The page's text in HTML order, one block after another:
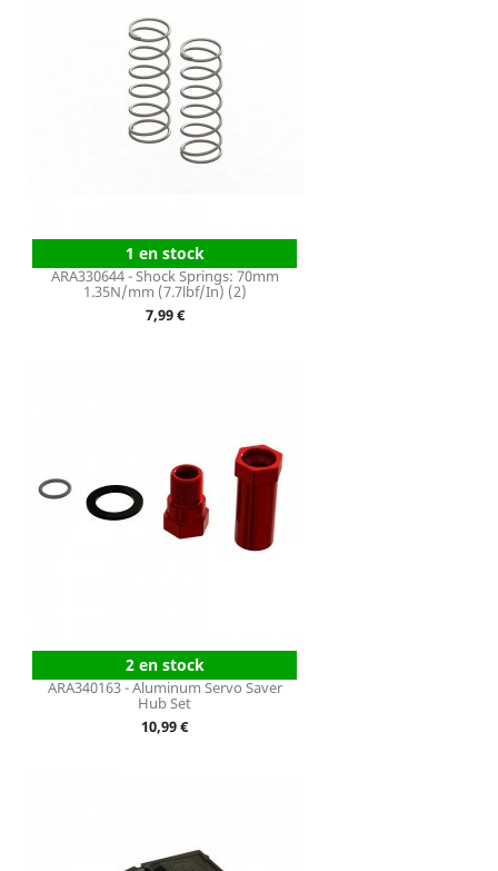
1 en stock
ARA330644 - Shock Springs: 70mm
1.35N/mm (7.7lbf/In) (2)
Prix
7,99 €
2 en stock
ARA340163 - Aluminum Servo Saver
Hub Set
Prix
10,99 €